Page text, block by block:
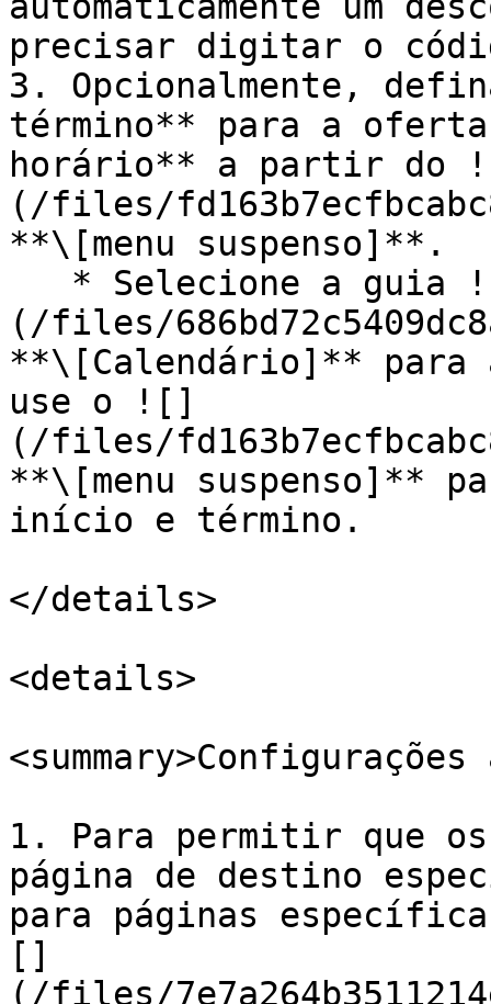
precisar digitar o
3. Opcionalmente,
término** para a
horário** a partir do
(/files/
**\[menu suspenso]**.
(/files/
**\[Calendário]**
use o ![]
(/files/
**\[menu suspenso]**
início e término.
</details>
<details>
<summary>Configurações
1. Para permitir que
página de destino
para páginas
[]
(/files/